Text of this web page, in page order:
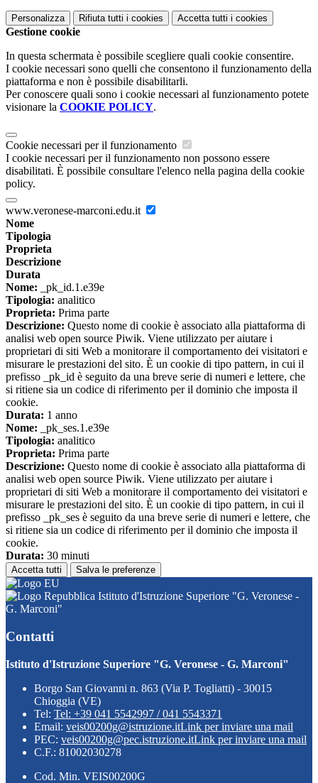
Personalizza Rifiuta tutti i cookies Accetta tutti i cookies
Gestione cookie
In questa schermata è possibile scegliere quali cookie consentire.
I cookie necessari sono quelli che consentono il funzionamento della
piattaforma e non è possibile disabilitarli.
Per conoscere quali sono i cookie necessari al funzionamento potete
visionare la COOKIE POLICY.
Cookie necessari per il funzionamento
I cookie necessari per il funzionamento non possono essere
disabilitati. È possibile consultare l'elenco nella pagina della cookie
policy.
www.veronese-marconi.edu.it
Nome
Tipologia
Proprieta
Descrizione
Durata
Nome: _pk_id.1.e39e
Tipologia: analitico
Proprieta: Prima parte
Descrizione: Questo nome di cookie è associato alla piattaforma di
analisi web open source Piwik. Viene utilizzato per aiutare i
proprietari di siti Web a monitorare il comportamento dei visitatori e
misurare le prestazioni del sito. È un cookie di tipo pattern, in cui il
prefisso _pk_id è seguito da una breve serie di numeri e lettere, che
si ritiene sia un codice di riferimento per il dominio che imposta il
cookie.
Durata: 1 anno
Nome: _pk_ses.1.e39e
Tipologia: analitico
Proprieta: Prima parte
Descrizione: Questo nome di cookie è associato alla piattaforma di
analisi web open source Piwik. Viene utilizzato per aiutare i
proprietari di siti Web a monitorare il comportamento dei visitatori e
misurare le prestazioni del sito. È un cookie di tipo pattern, in cui il
prefisso _pk_ses è seguito da una breve serie di numeri e lettere, che
si ritiene sia un codice di riferimento per il dominio che imposta il
cookie.
Durata: 30 minuti
Accetta tutti Salva le preferenze
Istituto d'Istruzione Superiore "G. Veronese -
G. Marconi"
Contatti
Istituto d'Istruzione Superiore "G. Veronese - G. Marconi"
Borgo San Giovanni n. 863 (Via P. Togliatti) - 30015
Chioggia (VE)
Tel: Tel: +39 041 5542997 / 041 5543371
Email: veis00200g@istruzione.itLink per inviare una mail
PEC: veis00200g@pec.istruzione.itLink per inviare una mail
C.F.: 81002030278
Cod. Min. VEIS00200G